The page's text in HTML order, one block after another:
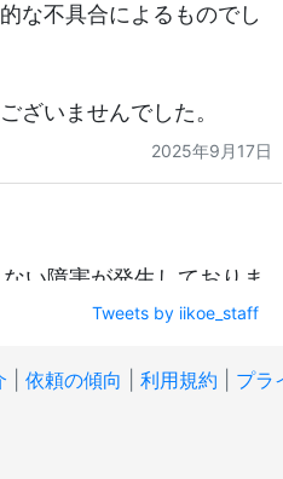
な不具合によるものでし
ざいませんでした。
2025年9月17日
い障害が発生しておりま
ません。現在復旧に向け
2025年9月17日
Tweets by iikoe_staff
依頼の傾向 利用規約 プラ